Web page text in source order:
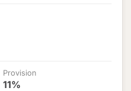
Provision
11%